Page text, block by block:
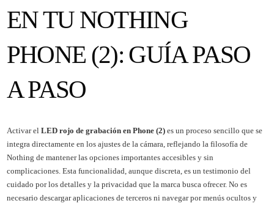
EN TU NOTHING
PHONE (2): GUÍA PASO
A PASO
Activar el LED rojo de grabación en Phone (2)es un proceso sencillo que se
integra directamente en los ajustes de la cámara, reflejando la filosofía de
Nothing de mantener las opciones importantes accesibles y sin
complicaciones. Esta funcionalidad, aunque discreta, es un testimonio del
cuidado por los detalles y la privacidad que la marca busca ofrecer. No es
necesario descargar aplicaciones de terceros ni navegar por menús ocultos y